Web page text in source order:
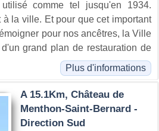
comme tel jusqu'en 1934.
la ville. Et pour que cet important
pour nos ancêtres, la Ville
grand plan de restauration de
Plus d'informations
A 15.1Km, Château de
Menthon-Saint-Bernard -
Direction Sud